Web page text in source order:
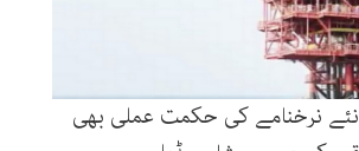
نرخنامے کی حکمت عملی بھی